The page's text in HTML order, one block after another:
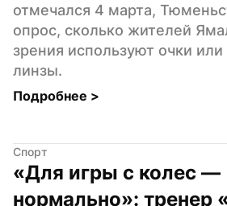
отмечался 4 марта,
опрос, сколько жителей
зрения используют очки
линзы.
Подробнее >
Спорт
«Для игры с колес —
нормально»: тренер